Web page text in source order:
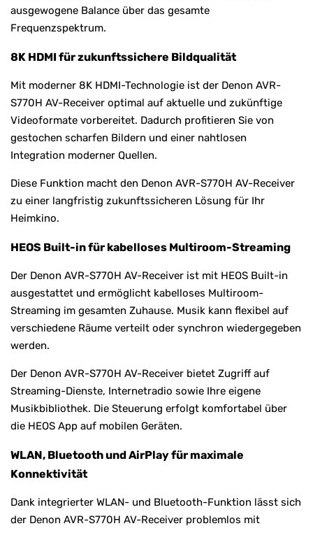
ausgewogene Balance über das gesamte
Frequenzspektrum.
8K HDMI für zukunftssichere Bildqualität
Mit moderner 8K HDMI-Technologie ist der Denon AVR-
S770H AV-Receiver optimal auf aktuelle und zukünftige
Videoformate vorbereitet. Dadurch profitieren Sie von
gestochen scharfen Bildern und einer nahtlosen
Integration moderner Quellen.
Diese Funktion macht den Denon AVR-S770H AV-Receiver
zu einer langfristig zukunftssicheren Lösung für Ihr
Heimkino.
HEOS Built-in für kabelloses Multiroom-Streaming
Der Denon AVR-S770H AV-Receiver ist mit HEOS Built-in
ausgestattet und ermöglicht kabelloses Multiroom-
Streaming im gesamten Zuhause. Musik kann flexibel auf
verschiedene Räume verteilt oder synchron wiedergegeben
werden.
Der Denon AVR-S770H AV-Receiver bietet Zugriff auf
Streaming-Dienste, Internetradio sowie Ihre eigene
Musikbibliothek. Die Steuerung erfolgt komfortabel über
die HEOS App auf mobilen Geräten.
WLAN, Bluetooth und AirPlay für maximale
Konnektivität
Dank integrierter WLAN- und Bluetooth-Funktion lässt sich
der Denon AVR-S770H AV-Receiver problemlos mit